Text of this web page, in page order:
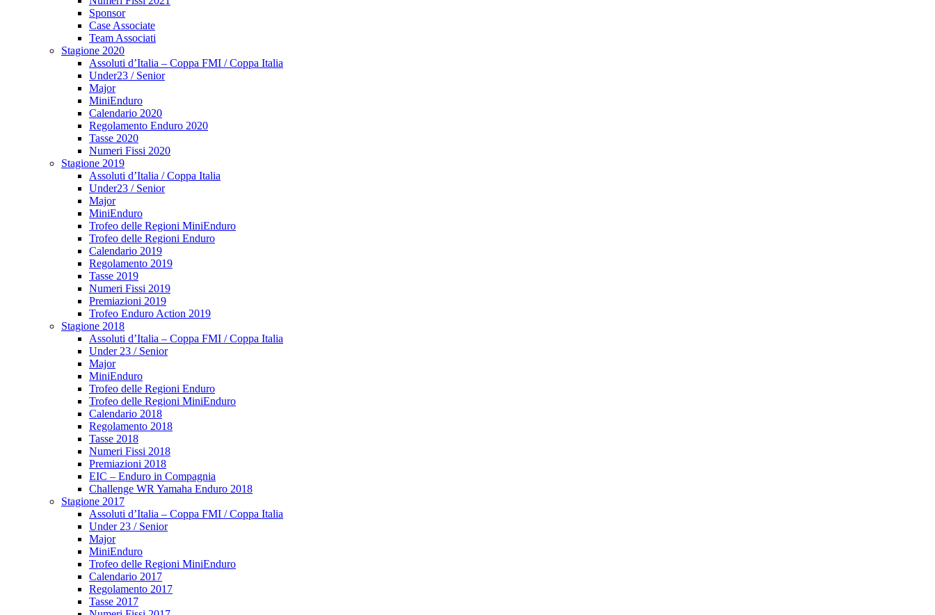
Sponsor
Case Associate
Team Associati
Stagione 2020
Assoluti d’Italia – Coppa FMI / Coppa Italia
Under23 / Senior
Major
MiniEnduro
Calendario 2020
Regolamento Enduro 2020
Tasse 2020
Numeri Fissi 2020
Stagione 2019
Assoluti d’Italia / Coppa Italia
Under23 / Senior
Major
MiniEnduro
Trofeo delle Regioni MiniEnduro
Trofeo delle Regioni Enduro
Calendario 2019
Regolamento 2019
Tasse 2019
Numeri Fissi 2019
Premiazioni 2019
Trofeo Enduro Action 2019
Stagione 2018
Assoluti d’Italia – Coppa FMI / Coppa Italia
Under 23 / Senior
Major
MiniEnduro
Trofeo delle Regioni Enduro
Trofeo delle Regioni MiniEnduro
Calendario 2018
Regolamento 2018
Tasse 2018
Numeri Fissi 2018
Premiazioni 2018
EIC – Enduro in Compagnia
Challenge WR Yamaha Enduro 2018
Stagione 2017
Assoluti d’Italia – Coppa FMI / Coppa Italia
Under 23 / Senior
Major
MiniEnduro
Trofeo delle Regioni MiniEnduro
Calendario 2017
Regolamento 2017
Tasse 2017